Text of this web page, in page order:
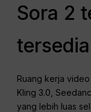
Sora 2
Ruang kerja video
Kling 3.0,
yang lebih luas